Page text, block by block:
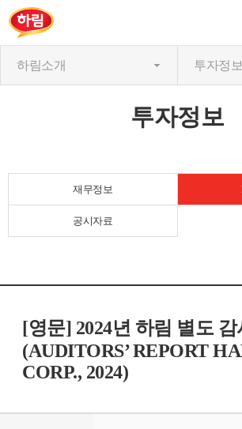
하림소개 투자정보
투자정보
재무정보
공시자료
[영문] 2024년 하림 별도 감
(AUDITORS’ REPORT
CORP., 2024)